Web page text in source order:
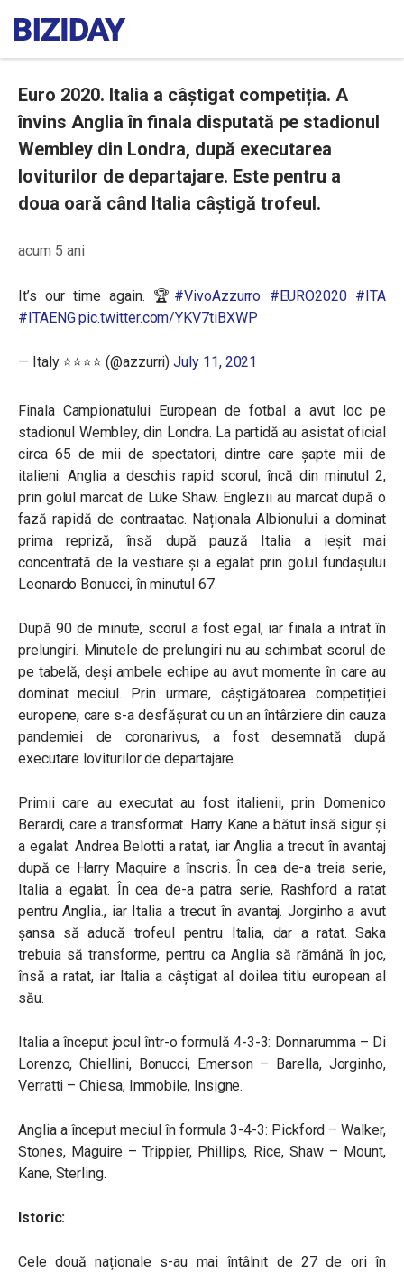
Euro 2020. Italia a câștigat competiția. A
învins Anglia în finala disputată pe stadionul
Wembley din Londra, după executarea
loviturilor de departajare. Este pentru a
doua oară când Italia câștigă trofeul.
acum 5 ani
It’s our time again. 🏆 #VivoAzzurro #EURO2020 #ITA
#ITAENG pic.twitter.com/YKV7tiBXWP
— Italy ⭐️⭐️⭐️⭐️ (@azzurri)July 11, 2021
Finala Campionatului European de fotbal a avut loc pe
stadionul Wembley, din Londra. La partidă au asistat oficial
circa 65 de mii de spectatori, dintre care șapte mii de
italieni. Anglia a deschis rapid scorul, încă din minutul 2,
prin golul marcat de Luke Shaw. Englezii au marcat după o
fază rapidă de contraatac. Naționala Albionului a dominat
prima repriză, însă după pauză Italia a ieșit mai
concentrată de la vestiare și a egalat prin golul fundașului
Leonardo Bonucci, în minutul 67.
După 90 de minute, scorul a fost egal, iar finala a intrat în
prelungiri. Minutele de prelungiri nu au schimbat scorul de
pe tabelă, deși ambele echipe au avut momente în care au
dominat meciul. Prin urmare, câștigătoarea competiției
europene, care s-a desfășurat cu un an întârziere din cauza
pandemiei de coronarivus, a fost desemnată după
executare loviturilor de departajare.
Primii care au executat au fost italienii, prin Domenico
Berardi, care a transformat. Harry Kane a bătut însă sigur și
a egalat. Andrea Belotti a ratat, iar Anglia a trecut în avantaj
după ce Harry Maquire a înscris. În cea de-a treia serie,
Italia a egalat. În cea de-a patra serie, Rashford a ratat
pentru Anglia., iar Italia a trecut în avantaj. Jorginho a avut
șansa să aducă trofeul pentru Italia, dar a ratat. Saka
trebuia să transforme, pentru ca Anglia să rămână în joc,
însă a ratat, iar Italia a câștigat al doilea titlu european al
său.
Italia a început jocul într-o formulă 4-3-3: Donnarumma – Di
Lorenzo, Chiellini, Bonucci, Emerson – Barella, Jorginho,
Verratti – Chiesa, Immobile, Insigne.
Anglia a început meciul în formula 3-4-3: Pickford – Walker,
Stones, Maguire – Trippier, Phillips, Rice, Shaw – Mount,
Kane, Sterling.
Istoric:
Cele două naționale s-au mai întâlnit de 27 de ori în